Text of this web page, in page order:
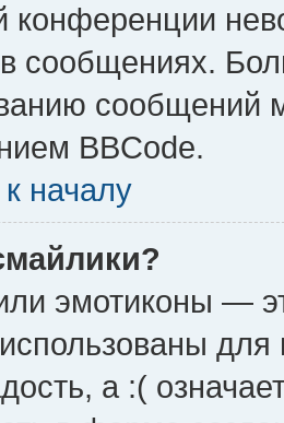
конференции
сообщениях.
сообщений
BBCode.
началу
эмотиконы —
а :(